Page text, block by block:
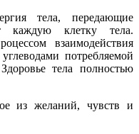
тела, передающие
каждую клетку тела.
взаимодействия
потребляемой
тела полностью
из желаний, чувств и